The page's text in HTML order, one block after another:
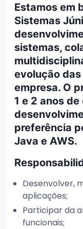
Estamos em
Sistemas
sistemas,
evolução
empresa. O
1 e 2 anos
preferência
Java e AWS.
Desenvolver,
aplicações;
Participar da
funcionais;